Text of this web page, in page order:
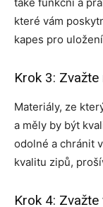
také funkční a
které vám
kapes pro
Krok 3:
Materiály, ze
a měly by být
odolné a chránit
kvalitu zipů,
Krok 4: